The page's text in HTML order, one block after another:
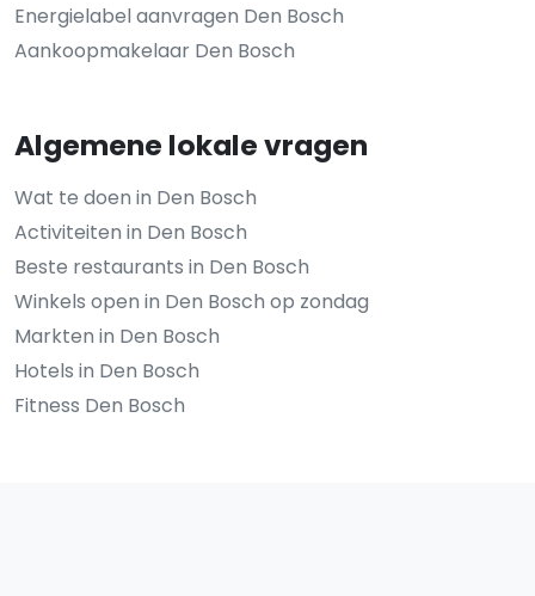
Energielabel aanvragen Den Bosch
Aankoopmakelaar Den Bosch
Algemene lokale vragen
Wat te doen in Den Bosch
Activiteiten in Den Bosch
Beste restaurants in Den Bosch
Winkels open in Den Bosch op zondag
Markten in Den Bosch
Hotels in Den Bosch
Fitness Den Bosch